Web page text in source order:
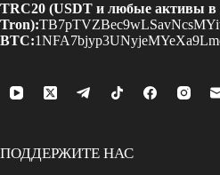
TRC20 (USDT и любые активы в
Tron):
BTC:
ПОДДЕРЖИТЕ НАС